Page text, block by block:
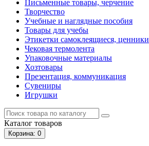
Письменные товары, черчение
Творчество
Учебные и наглядные пособия
Товары для учебы
Этикетки самоклеящиеся, ценники
Чековая термолента
Упаковочные материалы
Хозтовары
Презентация, коммуникация
Сувениры
Игрушки
Каталог товаров
Корзина: 0